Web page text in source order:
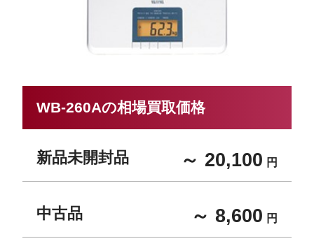
WB-260Aの相場買取価格
新品未開封品 ～ 20,100 円
中古品 ～ 8,600 円